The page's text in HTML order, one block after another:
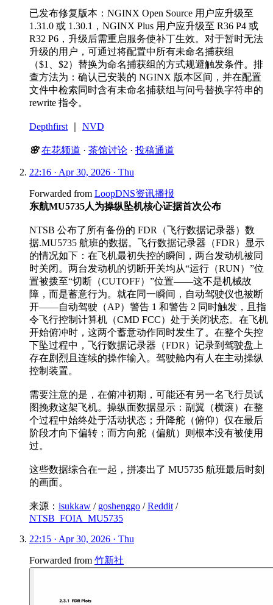
已发布修复版本：NGINX Open Source 用户应升级至
1.31.0 或 1.30.1，NGINX Plus 用户应升级至 R36 P4 或
R32 P6，升级后需重启服务使补丁生效。对于暂时无法
升级的用户，可通过将配置中所有未命名捕获组
（$1、$2）替换为命名捕获组的方式规避触发条件。排
查方法为：确认已安装的 NGINX 版本区间，并在配置
文件中检索同时含有未命名捕获组与问号替换字符串的
rewrite 指令。
Depthfirst NVD
🌸 在花频道 · 茶馆讨论 · 投稿通道
22:16 · Apr 30, 2026 · Thu
Forwarded from LoopDNS资讯播报
东航MU5735人为操纵坠机核心证据首次公布
NTSB 公布了所有备份的 FDR（飞行数据记录器）数
据.MU5735 航班的数据。飞行数据记录器（FDR）显示
的情况如下：在飞机最初失控的瞬间，两台发动机被同
时关闭。两台发动机的切断开关均从“运行（RUN）”位
置被拨至“切断（CUTOFF）”位置——这不是机械故
障，而是蓄意行为。就在同一瞬间，自动驾驶仪也被断
开——自动驾驶（AP）警告 1 和警告 2 同时触发，且指
令飞行控制计算机（CMD FCC）处于关闭状态。在飞机
开始俯冲时，这两个蓄意动作同时发生了。在整个失控
下坠过程中，飞行数据记录器（FDR）记录到驾驶盘上
存在剧烈且连续的操作输入。驾驶舱内有人在主动操纵
控制装置。
需要注意的是，在俯冲初期，可能还有另一名飞行员试
图挽救这架飞机。操纵面数据显示：副翼（横滚）在整
个过程中始终处于活动状态；升降舵（俯仰）仅在最后
阶段才向下偏转；而方向舵（偏航）则根本没有被使用
过。
这些数据综合在一起，拼凑出了 MU5735 航班最后时刻
的画面。
来源： isukkaw / goshenggo /Reddit /
NTSB_FOIA_MU5735
22:15 · Apr 30, 2026 · Thu
Forwarded from 竹新社